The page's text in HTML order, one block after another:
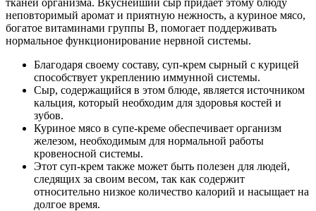
неповторимый аромат и приятную нежность, а куриное мясо,
богатое витаминами группы В, помогает поддерживать
нормальное функционирование нервной системы.
Благодаря своему составу, суп-крем сырный с курицей
способствует укреплению иммунной системы.
Сыр, содержащийся в этом блюде, является источником
кальция, который необходим для здоровья костей и
зубов.
Куриное мясо в супе-креме обеспечивает организм
железом, необходимым для нормальной работы
кровеносной системы.
Этот суп-крем также может быть полезен для людей,
следящих за своим весом, так как содержит
относительно низкое количество калорий и насыщает на
долгое время.